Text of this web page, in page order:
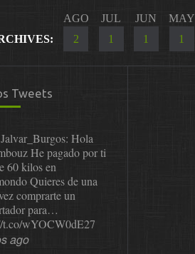
AGO
2
JUL
1
JUN
1
MAY
1
Tweets
: Hola
He pagado por ti
60 kilos en
Quieres de una
comprarte un
para…
t.co/wYOCW0dE27
ago